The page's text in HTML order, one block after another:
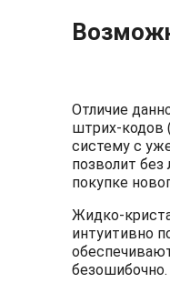
Отличие
штрих-кодов
систему с
позволит
покупке
Жидко-
интуитивно
безошибочно.